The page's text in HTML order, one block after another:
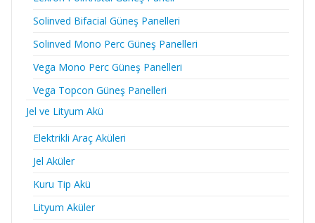
Solinved Bifacial Güneş Panelleri
Solinved Mono Perc Güneş Panelleri
Vega Mono Perc Güneş Panelleri
Vega Topcon Güneş Panelleri
Jel ve Lityum Akü
Elektrikli Araç Aküleri
Jel Aküler
Kuru Tip Akü
Lityum Aküler